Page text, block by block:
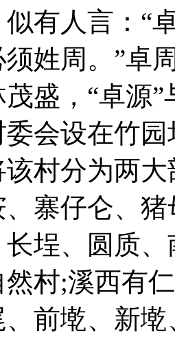
有人言：“
姓周。”卓
盛，“卓源
会设在竹
村分为两
寨仔仑、
长埕、圆质
村;溪西有
、前墘、新